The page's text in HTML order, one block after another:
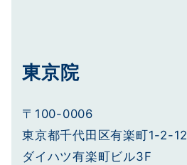
東京院
〒100-0006
東京都千代田区有楽町1-2-12
ダイハツ有楽町ビル3F